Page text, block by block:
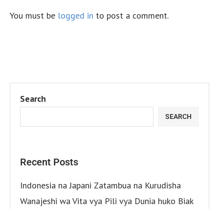
You must be logged in to post a comment.
Search
SEARCH
Recent Posts
Indonesia na Japani Zatambua na Kurudisha
Wanajeshi wa Vita vya Pili vya Dunia huko Biak